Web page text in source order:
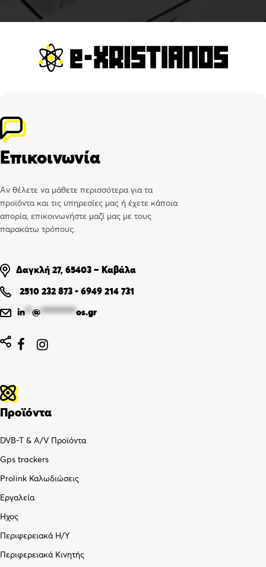
Επικοινωνία
Αν θέλετε να μάθετε περισσότερα για τα
προϊόντα και τις υπηρεσίες μας ή έχετε κάποια
απορία, επικοινωνήστε μαζί μας με τους
παρακάτω τρόπους.
Δαγκλή 27, 65403 – Καβάλα
2510 232 873 - 6949 214 731
in**@**********os.gr
 
Προϊόντα
DVB-T & A/V Προϊόντα
Gps trackers
Prolink Καλωδιώσεις
Εργαλεία
Ήχος
Περιφερειακά Η/Υ
Περιφερειακά Κινητής